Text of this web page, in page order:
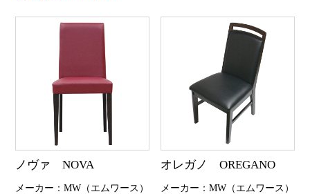
ノヴァ NOVA
メーカー：MW（エムワース）
オレガノ OREGANO
メーカー：MW（エムワース）